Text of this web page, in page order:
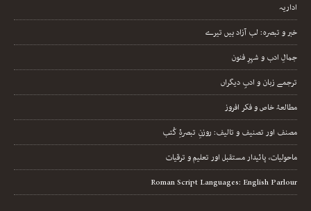
اداریہ
خبر و تبصرہ: لب آزاد ہیں تیرے
جمالِ ادب و شہرِ فنون
ترجمے زبان و ادبِ دیگراں
مطالعۂ خاص و فکر افروز
مصنف اور تصنیف و تالیف: روزنِ تبصرۂِ کُتب
ماحولیات، پائیدار مستقبل اور تعلیم و ترقیات
Roman Script Languages: English Parlour